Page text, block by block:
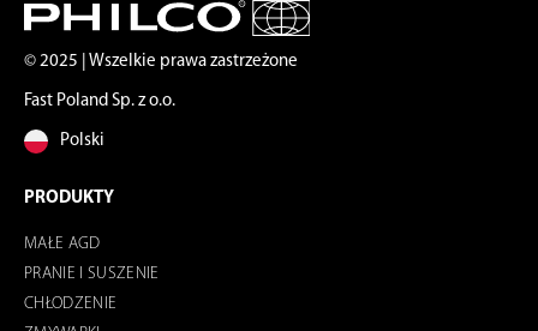
© 2025 | Wszelkie prawa zastrzeżone
Fast Poland Sp. z o.o.
Polski
PRODUKTY
MAŁE AGD
PRANIE I SUSZENIE
CHŁODZENIE